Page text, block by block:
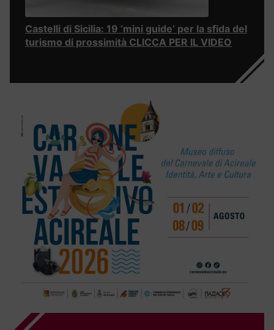
Castelli di Sicilia: 19 ‘mini guide’ per la sfida del
turismo di prossimità CLICCA PER IL VIDEO